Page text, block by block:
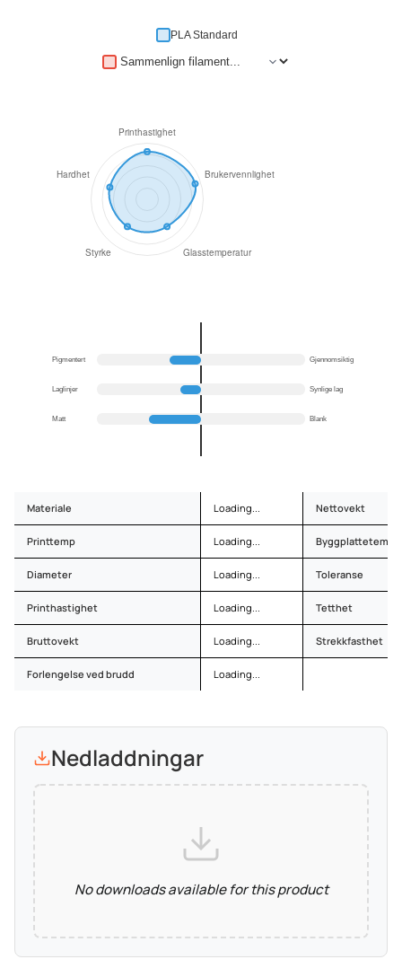
PLA Standard
Pigmentert Gjennomsiktig
Laglinjer Synlige lag
Matt Blank
Materiale Loading... Nettovekt
Printtemp Loading... Byggplattetemp
Diameter Loading... Toleranse
Printhastighet Loading... Tetthet
Bruttovekt Loading... Strekkfasthet
Forlengelse ved brudd Loading...
Nedladdningar
No downloads available for this product